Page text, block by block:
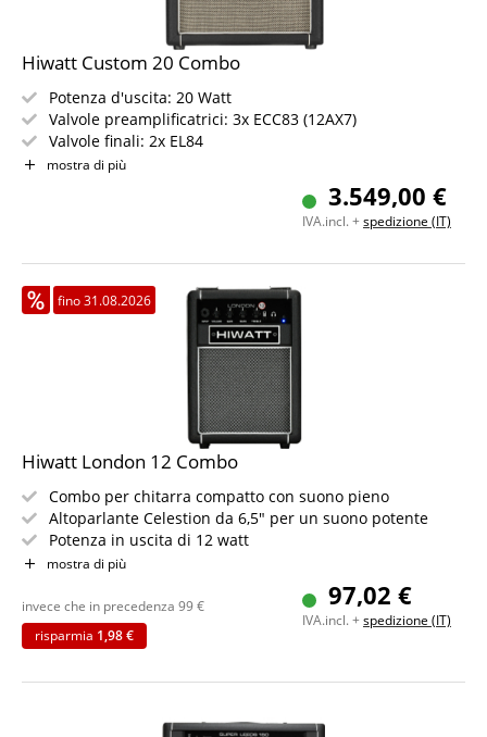
Hiwatt Custom 20 Combo
Potenza d'uscita: 20 Watt
Valvole preamplificatrici: 3x ECC83 (12AX7)
Valvole finali: 2x EL84
Speaker: 1x 12" Fane F25
Cablato a mano secondo standard militare da Harry
mostra di più
3.549,00 €
IVA.incl. +spedizione (IT)
fino 31.08.2026
Hiwatt London 12 Combo
Combo per chitarra compatto con suono pieno
Altoparlante Celestion da 6,5" per un suono potente
Potenza in uscita di 12 watt
Ingresso Aux e Bluetooth
Robusto cabinet dal classico look Hiwatt
mostra di più
97,02 €
IVA.incl. +spedizione (IT)
invece che in precedenza 99€
risparmia 1,98 €